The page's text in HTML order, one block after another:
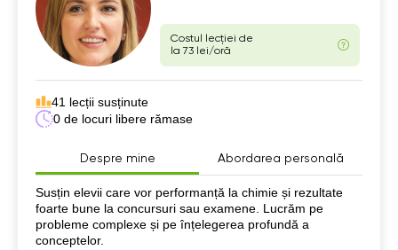
Costul lecției de
la 73 lei/oră
41 lecții susținute
0 de locuri libere rămase
Despre mine Abordarea personală
Despre mine
Susțin elevii care vor performanță la chimie și rezultate
foarte bune la concursuri sau examene. Lucrăm pe
probleme complexe și pe înțelegerea profundă a
conceptelor.